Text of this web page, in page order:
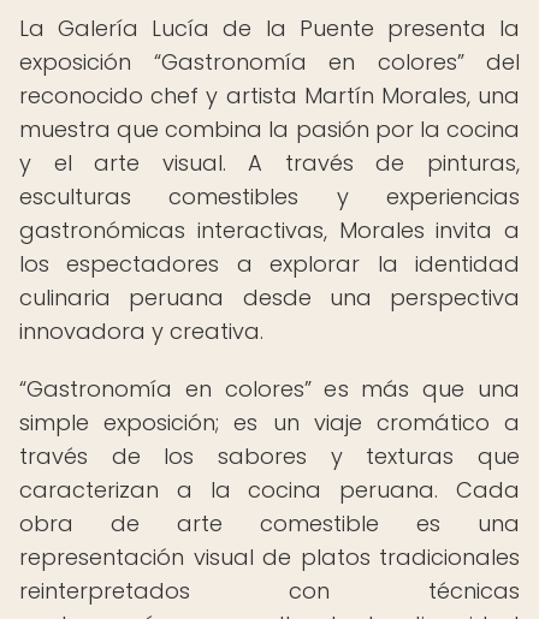
La Galería Lucía de la Puente presenta la
exposición “Gastronomía en colores” del
reconocido chef y artista Martín Morales, una
muestra que combina la pasión por la cocina
y el arte visual. A través de pinturas,
esculturas comestibles y experiencias
gastronómicas interactivas, Morales invita a
los espectadores a explorar la identidad
culinaria peruana desde una perspectiva
innovadora y creativa.
“Gastronomía en colores” es más que una
simple exposición; es un viaje cromático a
través de los sabores y texturas que
caracterizan a la cocina peruana. Cada
obra de arte comestible es una
representación visual de platos tradicionales
reinterpretados con técnicas